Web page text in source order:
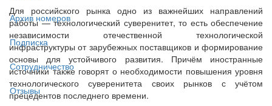
Архив номеров
Подписка
Сотрудничество
Отзывы
Для российского рынка одно из важнейших направлений
работы — технологический суверенитет, то есть обеспечение
независимости отечественной технологической
инфраструктуры от зарубежных поставщиков и формирование
основы для устойчивого развития. Причём иностранные
источники также говорят о необходимости повышения уровня
технологического суверенитета своих рынков с учётом
прецедентов последнего времени.